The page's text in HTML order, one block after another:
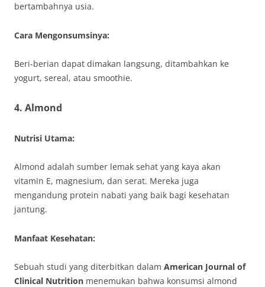
bertambahnya usia.
Cara Mengonsumsinya:
Beri-berian dapat dimakan langsung, ditambahkan ke
yogurt, sereal, atau smoothie.
4. Almond
Nutrisi Utama:
Almond adalah sumber lemak sehat yang kaya akan
vitamin E, magnesium, dan serat. Mereka juga
mengandung protein nabati yang baik bagi kesehatan
jantung.
Manfaat Kesehatan:
Sebuah studi yang diterbitkan dalam American Journal of
Clinical Nutrition menemukan bahwa konsumsi almond